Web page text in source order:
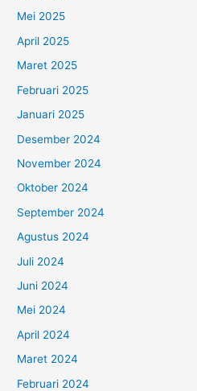
Mei 2025
April 2025
Maret 2025
Februari 2025
Januari 2025
Desember 2024
November 2024
Oktober 2024
September 2024
Agustus 2024
Juli 2024
Juni 2024
Mei 2024
April 2024
Maret 2024
Februari 2024